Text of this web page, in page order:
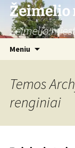
Žeimelio
Žeimelio
Meniu
Temos
renginiai